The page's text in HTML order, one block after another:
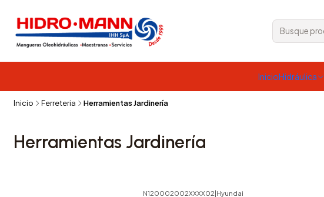
InicioHidráulica
Inicio Ferreteria Herramientas Jardinería
Herramientas Jardinería
N120002002XXXX02|Hyundai